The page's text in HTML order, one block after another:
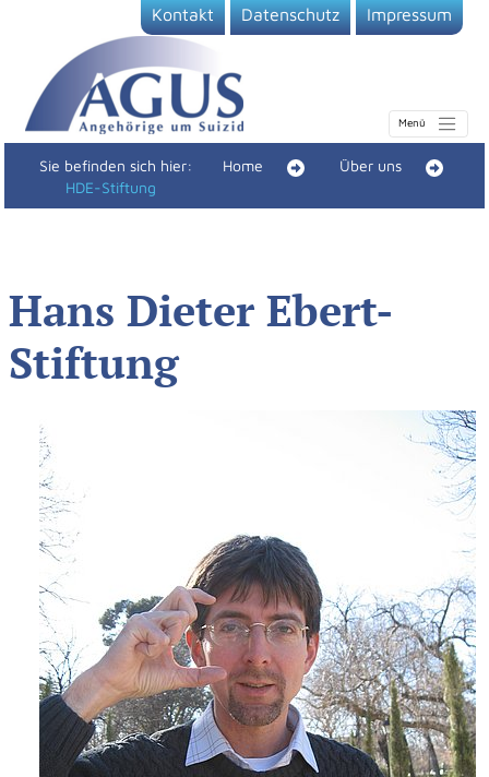
Kontakt Datenschutz Impressum
Sie befinden sich hier: Home
Über uns
HDE-Stiftung
Hans Dieter Ebert-
Stiftung